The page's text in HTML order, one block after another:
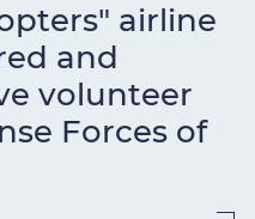
airline
and
volunteer
Forces of